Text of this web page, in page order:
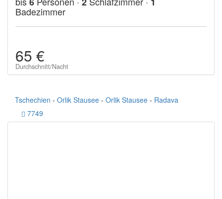
Badezimmer
65 €
Durchschnitt/Nacht
Tschechien - Orlik Stausee - Orlik Stausee - Radava
7749